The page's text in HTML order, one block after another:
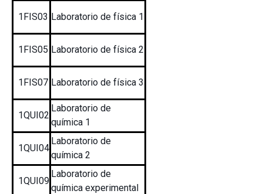
1FIS03 Laboratorio de física 1
1FIS05 Laboratorio de física 2
1FIS07 Laboratorio de física 3
1QUI02
Laboratorio de
química 1
1QUI04
Laboratorio de
química 2
1QUI09
Laboratorio de
química experimental